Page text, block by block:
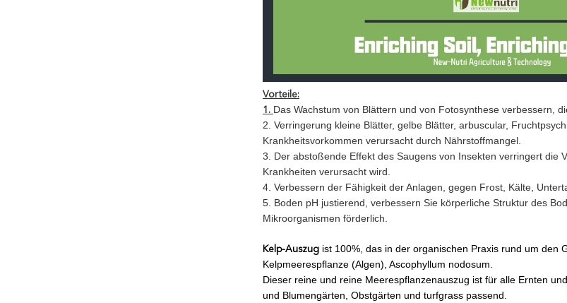
Vorteile:
1. Das Wachstum von Blättern und von Fotosynthese verbessern,
2. Verringerung kleine Blätter, gelbe Blätter, arbuscular,
Krankheitsvorkommen verursacht durch Nährstoffmangel.
3. Der abstoßende Effekt des Saugens von Insekten verringert die
Krankheiten verursacht wird.
4. Verbessern der Fähigkeit der Anlagen, gegen Frost, Kälte,
5. Boden pH justierend, verbessern Sie körperliche Struktur des
Mikroorganismen förderlich.
Kelp-Auszug ist 100%, das in der organischen Praxis rund um den
Kelpmeerespflanze (Algen), Ascophyllum nodosum.
Dieser reine und reine Meerespflanzenauszug ist für alle Ernten
und Blumengärten, Obstgärten und turfgrass passend.